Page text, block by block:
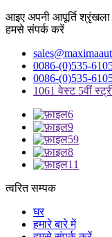
आइए अपनी आपूर्ति
हमसे संपर्क करें
0086-(0)535-
0086-(0)535-
1061 वेस्ट 5वीं
त्वरित सम्पक
घर
हमारे बारे में